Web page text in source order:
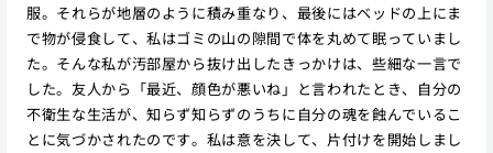
服。それらが地層のように積み重なり、最後にはベッドの上にま
で物が侵食して、私はゴミの山の隙間で体を丸めて眠っていまし
た。そんな私が汚部屋から抜け出したきっかけは、些細な一言で
した。友人から「最近、顔色が悪いね」と言われたとき、自分の
不衛生な生活が、知らず知らずのうちに自分の魂を蝕んでいるこ
とに気づかされたのです。私は意を決して、片付けを開始しまし